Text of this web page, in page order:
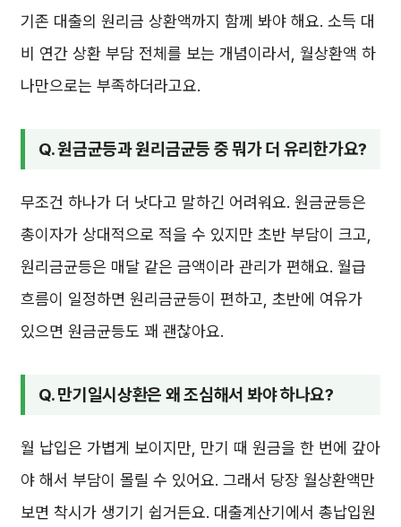
기존 대출의 원리금 상환액까지 함께 봐야 해요. 소득 대
비 연간 상환 부담 전체를 보는 개념이라서, 월상환액 하
나만으로는 부족하더라고요.
Q. 원금균등과 원리금균등 중 뭐가 더 유리한가요?
무조건 하나가 더 낫다고 말하긴 어려워요. 원금균등은
총이자가 상대적으로 적을 수 있지만 초반 부담이 크고,
원리금균등은 매달 같은 금액이라 관리가 편해요. 월급
흐름이 일정하면 원리금균등이 편하고, 초반에 여유가
있으면 원금균등도 꽤 괜찮아요.
Q. 만기일시상환은 왜 조심해서 봐야 하나요?
월 납입은 가볍게 보이지만, 만기 때 원금을 한 번에 갚아
야 해서 부담이 몰릴 수 있어요. 그래서 당장 월상환액만
보면 착시가 생기기 쉽거든요. 대출계산기에서 총납입원